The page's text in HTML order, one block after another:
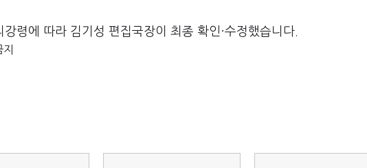
령에 따라 김기성 편집국장이 최종 확인·수정했습니다.